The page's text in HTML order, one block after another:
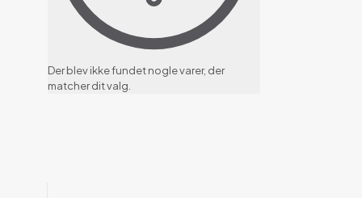
Der blev ikke fundet nogle varer, der
matcher dit valg.